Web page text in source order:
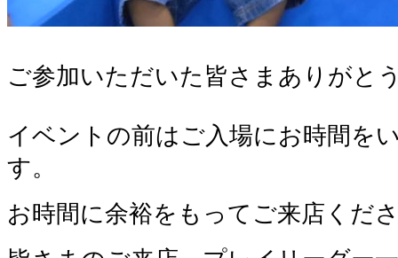
ご参加いただいた皆さまありがと
イベントの前はご入場にお時間を
す。
お時間に余裕をもってご来店くだ